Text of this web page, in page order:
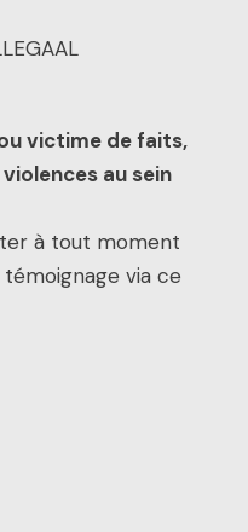
victime de faits,
au sein
à tout moment
via ce